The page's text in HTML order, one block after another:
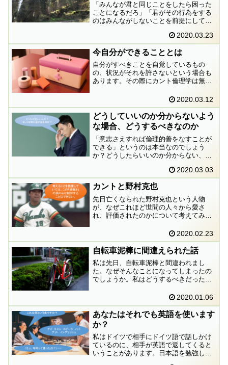
「みんなが君と同じことをしたら困った
ことになるだろ」「君がその行為をする
のはみんながしないことを前提にしてい
だ）」ということを言う人がいます。し
かし私は思うのです。だからなに？
2020.03.23
今自分ができることとは
自分がすべきことを自覚しているもの
の、状況がそれを許さないという場合も
あります。その際にカント倫理学は無力
2020.03.12
どうしていいのか分からないよう
な場合、どうするべきなのか
「意志さえすれば倫理的善をなすことが
できる」というのは本当なのでしょう
か？どうしたらいいのか分からない、そ
いうことも起こりうるのではないでしょ
うか？
2020.03.03
カントと野村克也
先日亡くなられた野村克也という人物
が、なぜこれほど世間の人々から愛さ
れ、評価されたのかについて考えてみま
すよ。「カントとヒューム」「カントと
ルソー」「カントとヘーゲル」などでは
なく、「カントと野村克也」ですよ。こ
の離れ業を楽しんでください。
2020.02.23
自転車泥棒に間違えられた話
私は先日、自転車泥棒と間違われまし
た。なぜそんなことになってしまったの
でしょうか。私はどうするべきだったの
のでしょうか。いろいろと考えてみまし
2020.01.06
あなたはそれでも英語を使います
か？
私はドイツで相手にドイツ語で話しかけ
ているのに、相手が英語で返してくると
いうことがあります。日本語を勉強して